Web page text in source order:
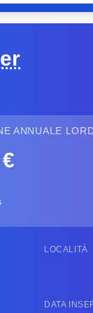
ANNUALE
LOCALITÀ
DATA